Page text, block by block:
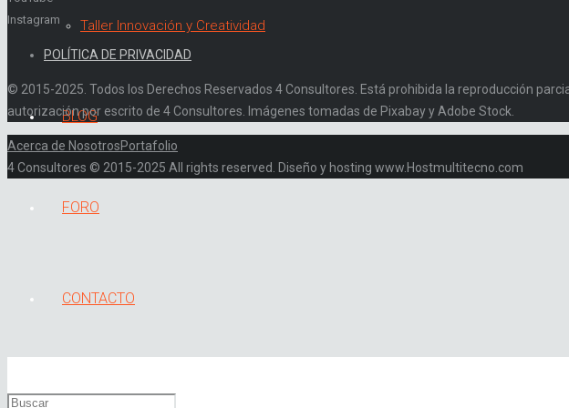
Taller Innovación y Creatividad
BLOG
FORO
CONTACTO
Instagram
POLÍTICA DE PRIVACIDAD
© 2015-2025. Todos los Derechos Reservados 4 Consultores. Está prohibida la reproducción
autorización por escrito de 4 Consultores. Imágenes tomadas de Pixabay y Adobe Stock.
Acerca de NosotrosPortafolio
4 Consultores © 2015-2025 All rights reserved. Diseño y hosting www.Hostmultitecno.com